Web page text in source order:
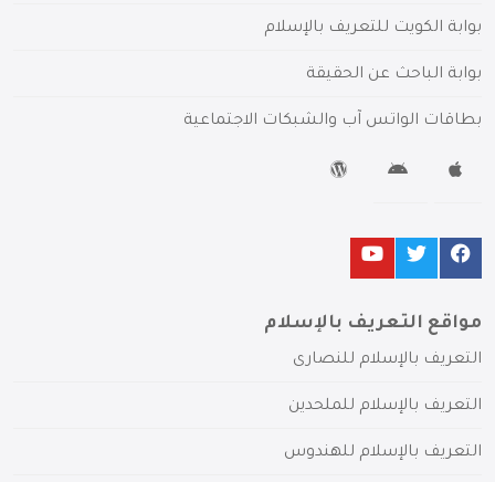
بوابة الكويت للتعريف بالإسلام
بوابة الباحث عن الحقيقة
بطاقات الواتس آب والشبكات الاجتماعية
مواقع التعريف بالإسلام
التعريف بالإسلام للنصارى
التعريف بالإسلام للملحدين
التعريف بالإسلام للهندوس